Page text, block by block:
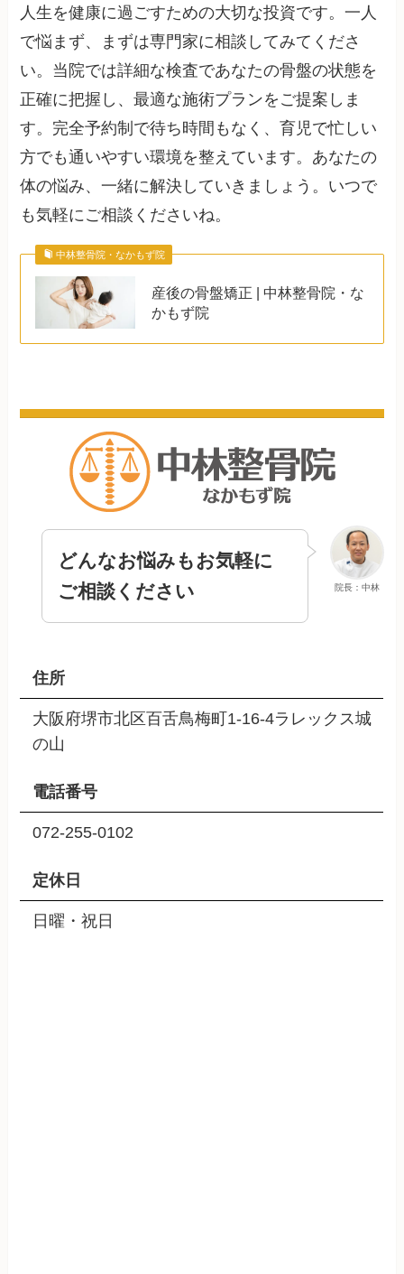
人生を健康に過ごすための大切な投資です。一人
で悩まず、まずは専門家に相談してみてくださ
い。当院では詳細な検査であなたの骨盤の状態を
正確に把握し、最適な施術プランをご提案しま
す。完全予約制で待ち時間もなく、育児で忙しい
方でも通いやすい環境を整えています。あなたの
体の悩み、一緒に解決していきましょう。いつで
も気軽にご相談くださいね。
中林整骨院・なかもず院
産後の骨盤矯正 | 中林整骨院・な
かもず院
院長：中林
どんなお悩みもお気軽に
ご相談ください
住所
大阪府堺市北区百舌鳥梅町1-16-4ラレックス城
の山
電話番号
072-255-0102
定休日
日曜・祝日